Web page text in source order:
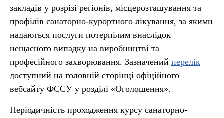
закладів у розрізі регіонів, місцерозташування та
профілів санаторно-курортного лікування, за якими
надаються послуги потерпілим внаслідок
нещасного випадку на виробництві та
професійного захворювання. Зазначений перелік
доступний на головній сторінці офіційного
вебсайту ФССУ у розділі «Оголошення».
Періодичність проходження курсу санаторно-